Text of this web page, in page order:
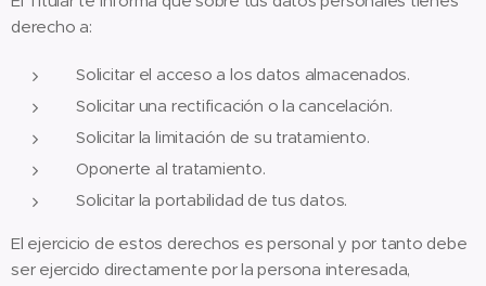
derecho a:​
Solicitar el acceso a los datos almacenados.
Solicitar una rectificación o la cancelación.
Solicitar la limitación de su tratamiento.
Oponerte al tratamiento.
Solicitar la portabilidad de tus datos.
El ejercicio de estos derechos es personal y por tanto debe
ser ejercido directamente por la persona interesada,